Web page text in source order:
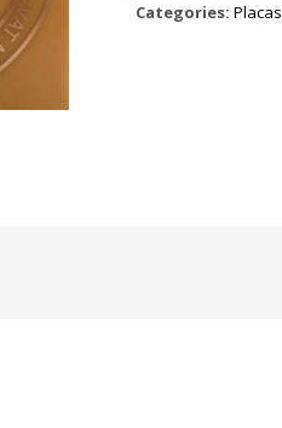
Categories:Placas